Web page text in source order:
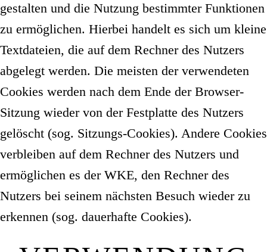
gestalten und die Nutzung bestimmter Funktionen
zu ermöglichen. Hierbei handelt es sich um kleine
Textdateien, die auf dem Rechner des Nutzers
abgelegt werden. Die meisten der verwendeten
Cookies werden nach dem Ende der Browser-
Sitzung wieder von der Festplatte des Nutzers
gelöscht (sog. Sitzungs-Cookies). Andere Cookies
verbleiben auf dem Rechner des Nutzers und
ermöglichen es der WKE, den Rechner des
Nutzers bei seinem nächsten Besuch wieder zu
erkennen (sog. dauerhafte Cookies).